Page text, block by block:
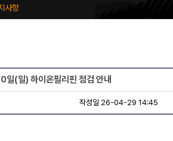
사항
(일) 하이온필리핀 점검 안내
작성일 26-04-29 14:45